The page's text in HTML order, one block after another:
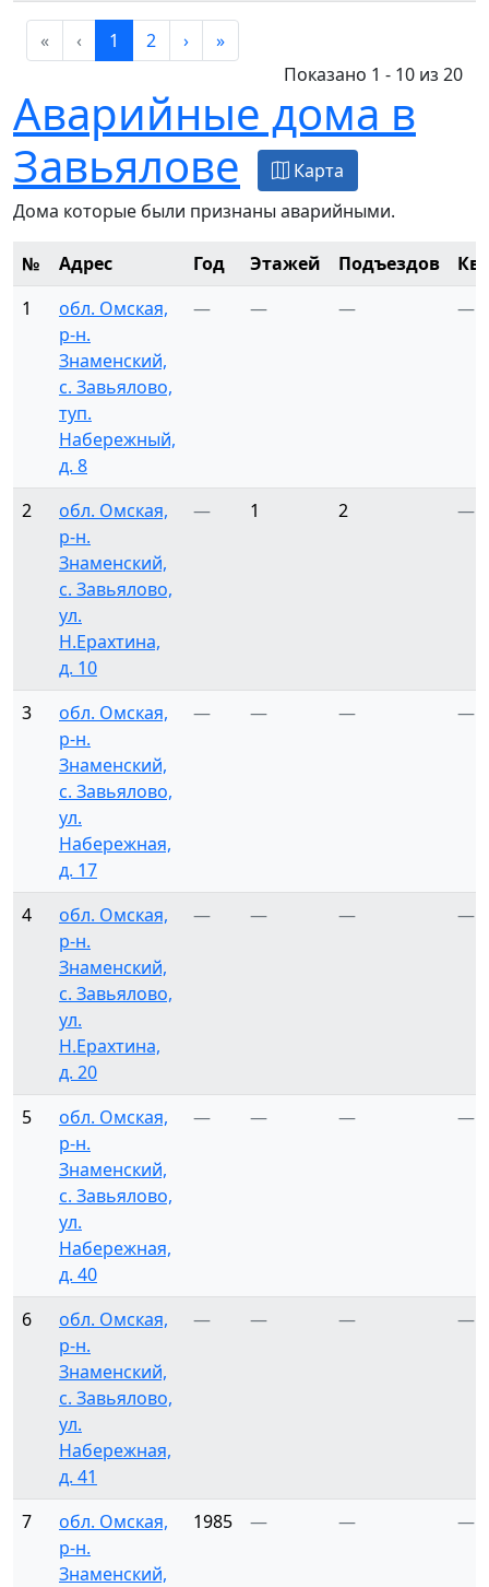
« ‹ 1 2 ›
»
Показано 1 - 10 из 20
Аварийные дома в
Завьялове
Карта
Дома которые были признаны аварийными.
№ Адрес Год Этажей Подъездов
1
обл. Омская,
р-н.
Знаменский,
с. Завьялово,
туп.
Набережный,
д. 8
— — — —
2
обл. Омская,
р-н.
Знаменский,
с. Завьялово,
ул.
Н.Ерахтина,
д. 10
— 1 2 —
3
обл. Омская,
р-н.
Знаменский,
с. Завьялово,
ул.
Набережная,
д. 17
— — — —
4
обл. Омская,
р-н.
Знаменский,
с. Завьялово,
ул.
Н.Ерахтина,
д. 20
— — — —
5
обл. Омская,
р-н.
Знаменский,
с. Завьялово,
ул.
Набережная,
д. 40
— — — —
6
обл. Омская,
р-н.
Знаменский,
с. Завьялово,
ул.
Набережная,
д. 41
— — — —
7
обл. Омская,
р-н.
Знаменский,
1985 — — —